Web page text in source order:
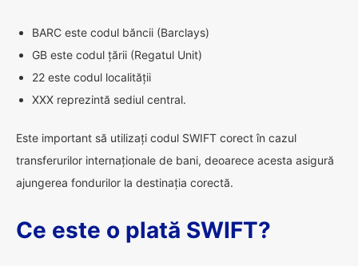
BARC este codul băncii (Barclays)
GB este codul țării (Regatul Unit)
22 este codul localității
XXX reprezintă sediul central.
Este important să utilizați codul SWIFT corect în cazul
transferurilor internaționale de bani, deoarece acesta asigură
ajungerea fondurilor la destinația corectă.
Ce este o plată SWIFT?